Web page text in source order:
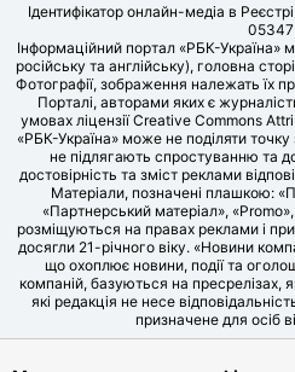
Ідентифікатор онлайн-медіа в
05347
Інформаційний портал «РБК-Україна»
російську та англійську), головна
Фотографії, зображення належать їх
Порталі, авторами яких є
умовах ліцензії Creative Commons
«РБК-Україна» може не поділяти
не підлягають спростуванню та
достовірність та зміст реклами
Матеріали, позначені плашкою:
«Партнерський матеріал»,
розміщуються на правах реклами і
досягли 21-річного віку. «Новини
що охоплює новини, події та
компаній, базуються на пресрелізах,
які редакція не несе
призначене для осіб
© LLC «UBT